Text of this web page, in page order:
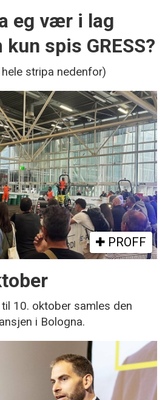
eg vær i lag
spis GRESS?
stripa nedenfor)
PROFF
til 10. oktober samles den
i Bologna.